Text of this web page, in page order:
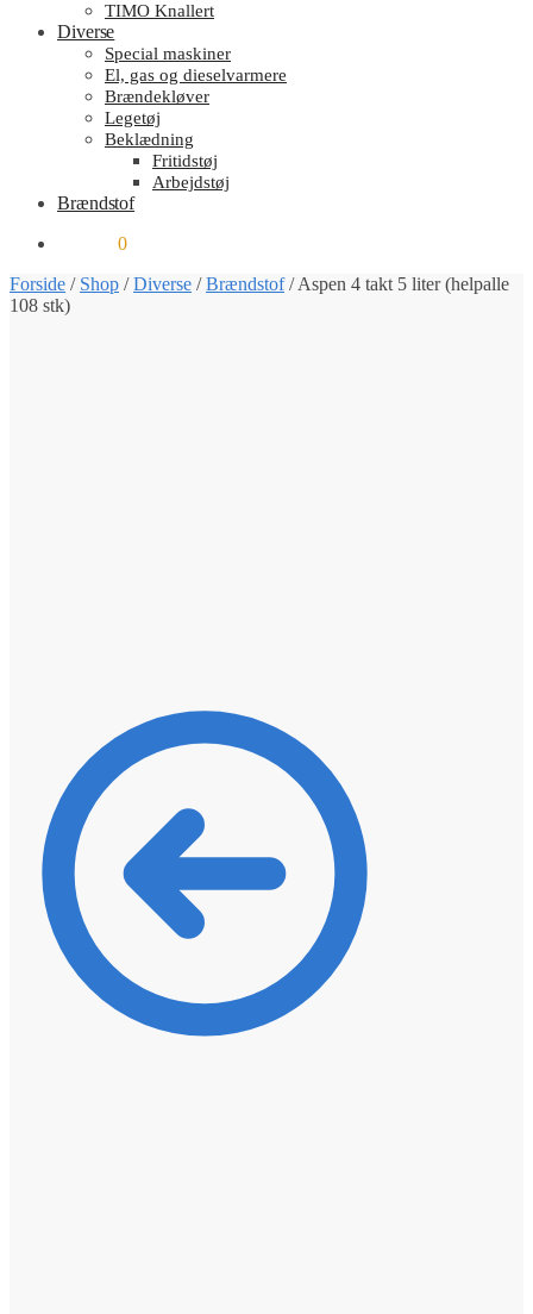
TIMO Knallert
Diverse
Special maskiner
El, gas og dieselvarmere
Brændekløver
Legetøj
Beklædning
Fritidstøj
Arbejdstøj
Brændstof
0
Forside / Shop /Diverse /Brændstof/Aspen 4 takt 5 liter (helpalle
108 stk)